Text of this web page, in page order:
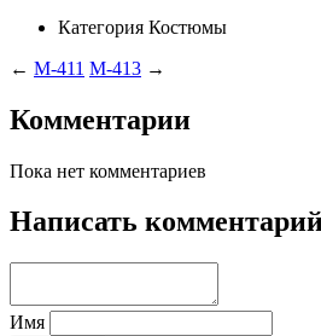
Категория Костюмы
← M-411 M-413 →
Комментарии
Пока нет комментариев
Написать
Имя